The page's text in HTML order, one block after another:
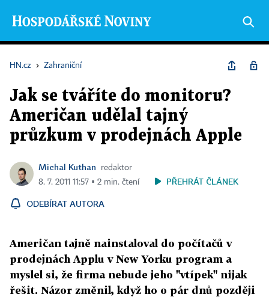
HN.cz › Zahraniční
Jak se tváříte do monitoru?
Američan udělal tajný
průzkum v prodejnách Apple
Michal Kuthan
redaktor
8. 7. 2011 11:57 ▪ 2 min. čtení
PŘEHRÁT ČLÁNEK
ODEBÍRAT AUTORA
Američan tajně nainstaloval do počítačů v
prodejnách Applu v New Yorku program a
myslel si, že firma nebude jeho "vtípek" nijak
řešit. Názor změnil, když ho o pár dnů později